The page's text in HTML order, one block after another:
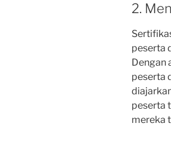
2.
peserta
Dengan
peserta
peserta
mereka